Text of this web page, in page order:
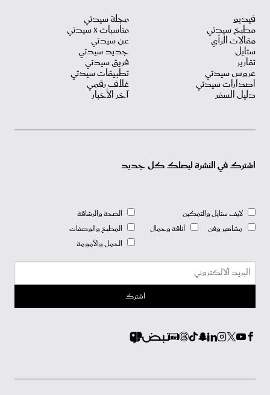
فيديو
مطبخ سيدتي
مقالات الرأي
ستايل
تقارير
عروس سيدتي
اصدارات سيدتي
دليل السفر
مجلة سيدتي
مناسبات X سيدتي
عن سيدتي
جديد سيدتي
فريق سيدتي
تطبيقات سيدتي
غلاف رقمي
آخر الأخبار
اشترك في النشرة ليصلك كل جديد
لايف ستايل والتمكين
مشاهير وفن
أناقة وجمال
الصحة والرشاقة
المطبخ والوصفات
الحمل والأمومة